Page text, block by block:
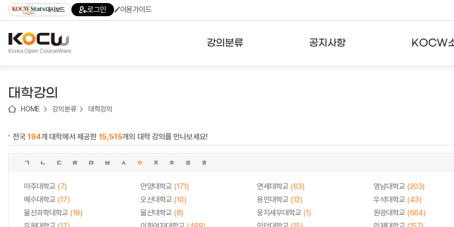
기
기
기
content)
가
대시보드 로그인 이용가이드
강의분류 공지사항 KOCW
대학강의
HOME 강의분류 대학강의
전국194개 대학에서 제공한 15,515개의 대학 강의를 만나보세요!
ㄱ ㄴ ㄷ ㄹ ㅁ ㅂ ㅅ ㅇ ㅈ ㅊ ㅍ ㅎ
아주대학교 (7) 안양대학교 (171) 연세대학교 (63) 영남대학교 (203)
예수대학교 (17) 오산대학교 (10) 용인대학교 (12) 우석대학교 (43)
울산과학대학교 (18) 울산대학교 (8) 웅지세무대학교 (1) 원광대학교 (664)